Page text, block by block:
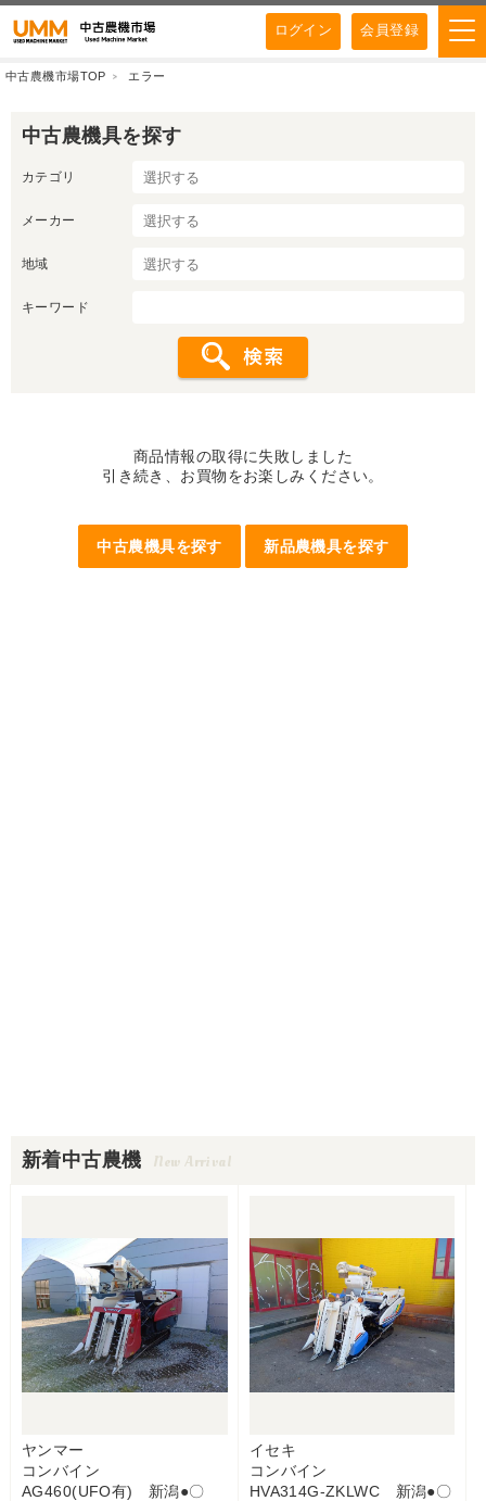
ログイン 会員登録
中古農機市場TOP エラー
中古農機具を探す
カテゴリ
メーカー
地域
キーワード
商品情報の取得に失敗しました
引き続き、お買物をお楽しみください。
中古農機具を探す 新品農機具を探す
新着中古農機 New Arrival
ヤンマー
コンバイン
AG460(UFO有) 新潟●〇
イセキ
コンバイン
HVA314G-ZKLWC 新潟●〇